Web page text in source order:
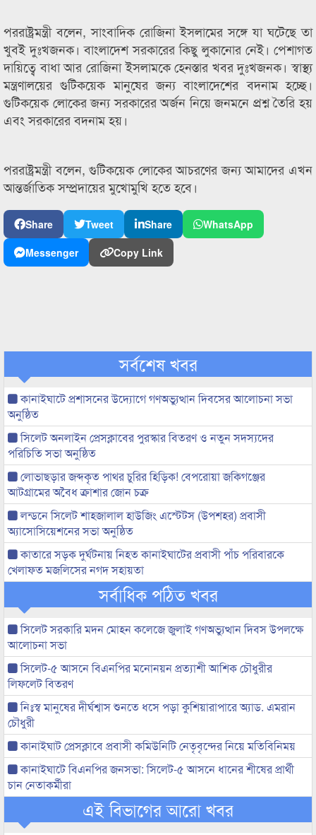
পররাষ্ট্রমন্ত্রী বলেন, সাংবাদিক রোজিনা ইসলামের সঙ্গে যা ঘটেছে তা
খুবই দুঃখজনক। বাংলাদেশ সরকারের কিছু লুকানোর নেই। পেশাগত
দায়িত্বে বাধা আর রোজিনা ইসলামকে হেনস্তার খবর দুঃখজনক। স্বাস্থ্য
মন্ত্রণালয়ের গুটিকয়েক মানুষের জন্য বাংলাদেশের বদনাম হচ্ছে।
গুটিকয়েক লোকের জন্য সরকারের অর্জন নিয়ে জনমনে প্রশ্ন তৈরি হয়
এবং সরকারের বদনাম হয়।
পররাষ্ট্রমন্ত্রী বলেন, গুটিকয়েক লোকের আচরণের জন্য আমাদের এখন
আন্তর্জাতিক সম্প্রদায়ের মুখোমুখি হতে হবে।
Share Tweet Share
WhatsApp
Messenger
Copy Link
সর্বশেষ খবর
কানাইঘাটে প্রশাসনের উদ্যোগে গণঅভ্যুত্থান দিবসের আলোচনা সভা
অনুষ্ঠিত
সিলেট অনলাইন প্রেসক্লাবের পুরস্কার বিতরণ ও নতুন সদস্যদের
পরিচিতি সভা অনুষ্ঠিত
লোভাছড়ার জব্দকৃত পাথর চুরির হিড়িক! বেপরোয়া জকিগঞ্জের
আটগ্রামের অবৈধ ক্রাশার জোন চক্র
লন্ডনে সিলেট শাহজালাল হাউজিং এস্টেটস (উপশহর) প্রবাসী
অ্যাসোসিয়েশনের সভা অনুষ্ঠিত
কাতারে সড়ক দুর্ঘটনায় নিহত কানাইঘাটের প্রবাসী পাঁচ পরিবারকে
খেলাফত মজলিসের নগদ সহায়তা
সর্বাধিক পঠিত খবর
সিলেট সরকারি মদন মোহন কলেজে জুলাই গণঅভ্যুত্থান দিবস উপলক্ষে
আলোচনা সভা
সিলেট-৫ আসনে বিএনপির মনোনয়ন প্রত্যাশী আশিক চৌধুরীর
লিফলেট বিতরণ
নিঃস্ব মানুষের দীর্ঘশ্বাস শুনতে ধসে পড়া কুশিয়ারাপারে অ্যাড. এমরান
চৌধুরী
কানাইঘাট প্রেসক্লাবে প্রবাসী কমিউনিটি নেতৃবৃন্দের নিয়ে মতিবিনিময়
কানাইঘাটে বিএনপির জনসভা: সিলেট-৫ আসনে ধানের শীষের প্রার্থী
চান নেতাকর্মীরা
এই বিভাগের আরো খবর